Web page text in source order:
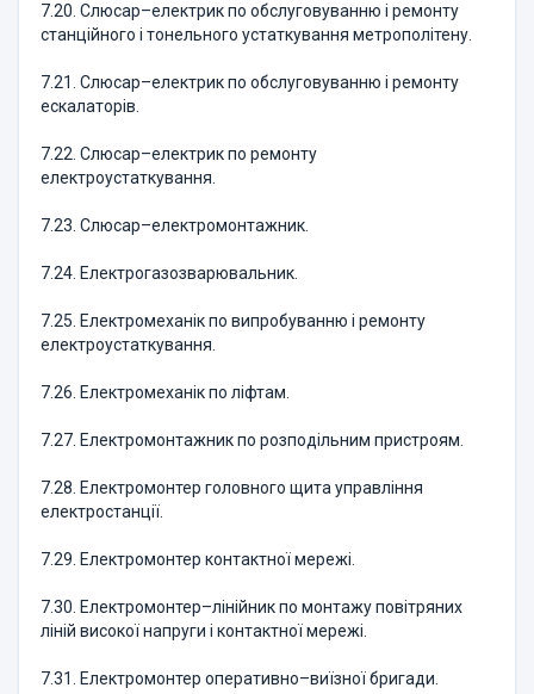
7.20. Слюсар–електрик по обслуговуванню і ремонту
станційного і тонельного устаткування метрополітену.
7.21. Слюсар–електрик по обслуговуванню і ремонту
ескалаторів.
7.22. Слюсар–електрик по ремонту
електроустаткування.
7.23. Слюсар–електромонтажник.
7.24. Електрогазозварювальник.
7.25. Електромеханік по випробуванню і ремонту
електроустаткування.
7.26. Електромеханік по ліфтам.
7.27. Електромонтажник по розподільним пристроям.
7.28. Електромонтер головного щита управління
електростанції.
7.29. Електромонтер контактної мережі.
7.30. Електромонтер–лінійник по монтажу повітряних
ліній високої напруги і контактної мережі.
7.31. Електромонтер оперативно–виїзної бригади.